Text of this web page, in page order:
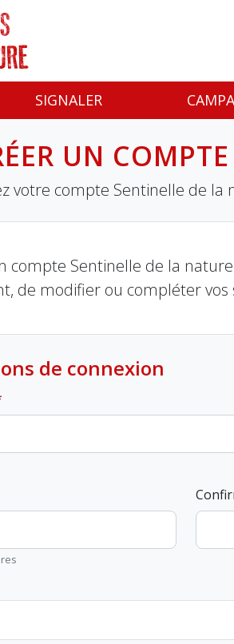
SIGNALER
UN
votre compte Sentinelle de
compte Sentinelle de la
de modifier ou compléter vos
de connexion